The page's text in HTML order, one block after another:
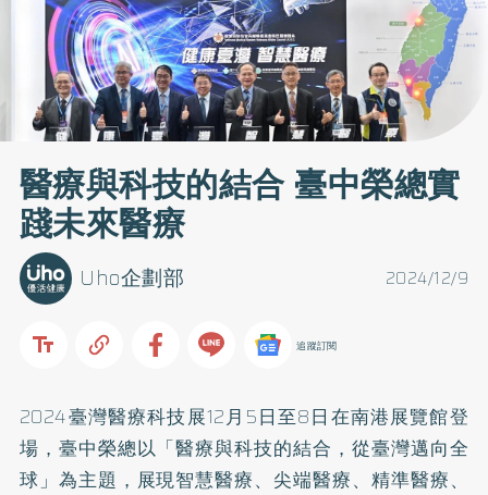
醫療與科技的結合 臺中榮總實
踐未來醫療
2024/12/9
Uho企劃部
追蹤訂閱
2024臺灣醫療科技展12月5日至8日在南港展覽館登
場，臺中榮總以「醫療與科技的結合，從臺灣邁向全
球」為主題，展現智慧醫療、尖端醫療、精準醫療、